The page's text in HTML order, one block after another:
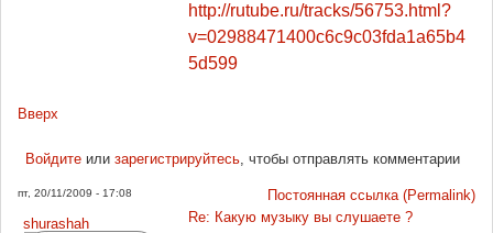
http://rutube.ru/tracks/56753.html?
v=02988471400c6c9c03fda1a65b4
5d599
Вверх
Войдитеили зарегистрируйтесь, чтобы отправлять комментарии
пт, 20/11/2009 - 17:08
Постоянная ссылка (Permalink)
shurashah
Re: Какую музыку вы слушаете ?